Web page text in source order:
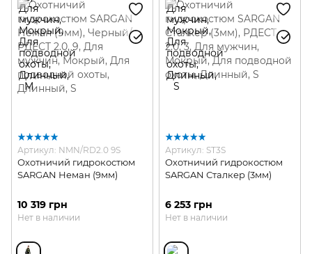
Артикул: NMN/RD2.0 9S
Охотничий гидрокостюм
SARGAN Неман (9мм)
10 319 грн
Нет в наличии
Артикул: ST3S
Охотничий гидрокостюм
SARGAN Сталкер (3мм)
6 253 грн
Нет в наличии